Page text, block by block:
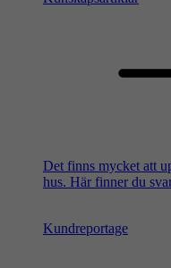
Det finns mycket att
hus. Här finner du
Kundreportage